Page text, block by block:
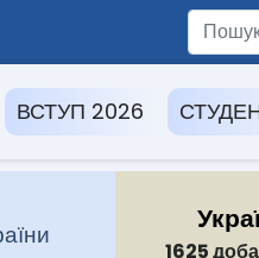
ВСТУП 2026
1625